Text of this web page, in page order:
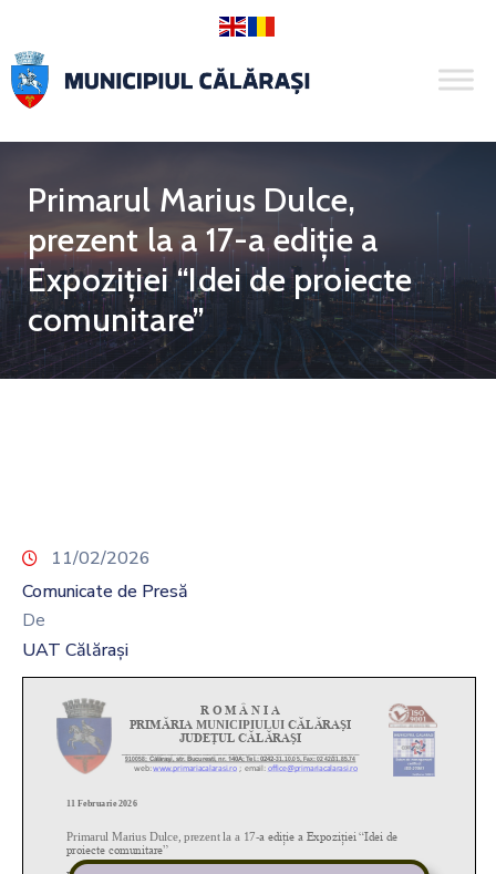
Primarul Marius Dulce,
prezent la a 17-a ediție a
Expoziției “Idei de proiecte
comunitare”
11/02/2026
Comunicate de Presă
De
UAT Călărași